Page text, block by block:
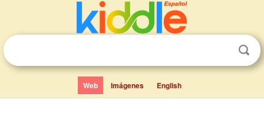
Web Imágenes English